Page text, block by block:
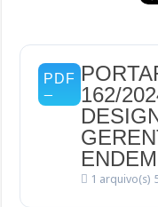
162/
1 arquivo(s)